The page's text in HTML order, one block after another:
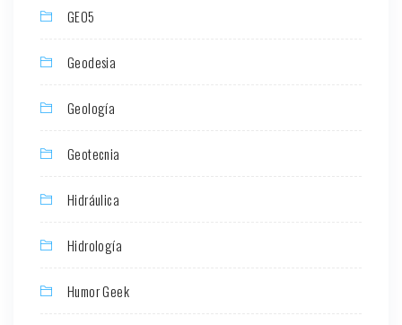
GEO5
Geodesia
Geología
Geotecnia
Hidráulica
Hidrología
Humor Geek